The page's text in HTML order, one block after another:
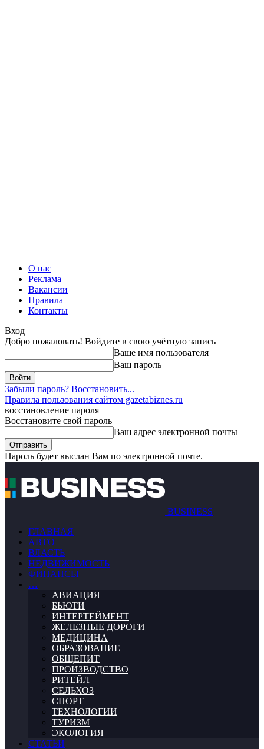
О нас
Реклама
Вакансии
Правила
Контакты
Вход
Добро пожаловать! Войдите в свою учётную запись
Ваше имя пользователя
Ваш пароль
Забыли пароль? Восстановить...
Правила пользования сайтом gazetabiznes.ru
восстановление пароля
Восстановите свой пароль
Ваш адрес электронной почты
Пароль будет выслан Вам по электронной почте.
BUSINESS
ГЛАВНАЯ
АВТО
ВЛАСТЬ
НЕДВИЖИМОСТЬ
ФИНАНСЫ
…
АВИАЦИЯ
БЬЮТИ
ИНТЕРТЕЙМЕНТ
ЖЕЛЕЗНЫЕ ДОРОГИ
МЕДИЦИНА
ОБРАЗОВАНИЕ
ОБЩЕПИТ
ПРОИЗВОДСТВО
РИТЕЙЛ
СЕЛЬХОЗ
СПОРТ
ТЕХНОЛОГИИ
ТУРИЗМ
ЭКОЛОГИЯ
СТАТЬИ